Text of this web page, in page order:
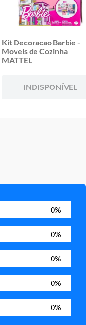
Kit Decoracao Barbie -
Moveis de Cozinha
MATTEL
INDISPONÍVEL
0%
0%
0%
0%
0%